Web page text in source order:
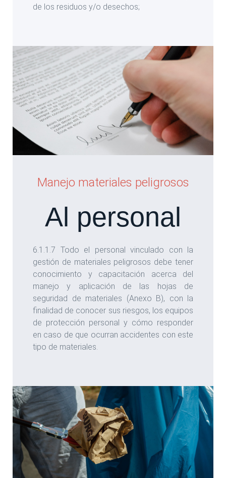
de los residuos y/o desechos;
Manejo materiales peligrosos
Al personal
6.1.1.7 Todo el personal vinculado con la
gestión de materiales peligrosos debe tener
conocimiento y capacitación acerca del
manejo y aplicación de las hojas de
seguridad de materiales (Anexo B), con la
finalidad de conocer sus riesgos, los equipos
de protección personal y cómo responder
en caso de que ocurran accidentes con este
tipo de materiales.